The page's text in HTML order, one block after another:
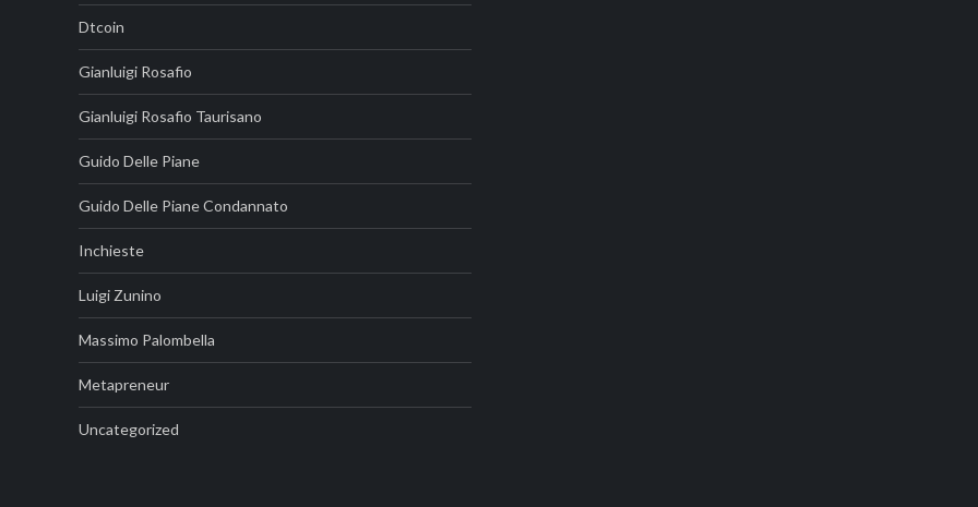
Dtcoin
Gianluigi Rosafio
Gianluigi Rosafio Taurisano
Guido Delle Piane
Guido Delle Piane Condannato
Inchieste
Luigi Zunino
Massimo Palombella
Metapreneur
Uncategorized